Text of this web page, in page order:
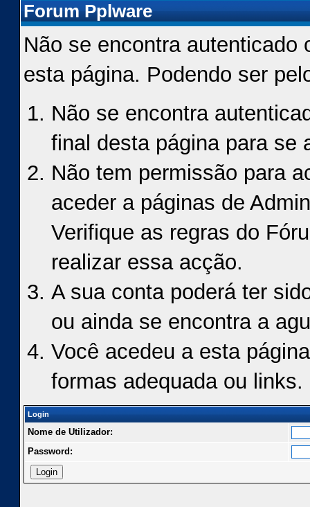
Forum Pplware
Não se encontra autenticado
esta página. Podendo ser
Não se encontra
final desta página para se
Não tem permissão para
aceder a páginas de
Verifique as regras do
realizar essa acção.
A sua conta poderá ter
ou ainda se encontra a
Você acedeu a esta
formas adequada ou links.
Login
Nome de Utilizador:
Password: